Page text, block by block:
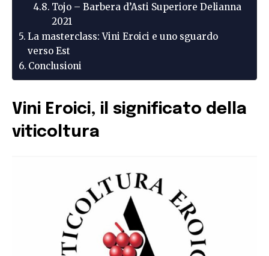
Tojo – Barbera d’Asti Superiore Delianna
2021
La masterclass: Vini Eroici e uno sguardo
verso Est
Conclusioni
Vini Eroici, il significato della
viticoltura